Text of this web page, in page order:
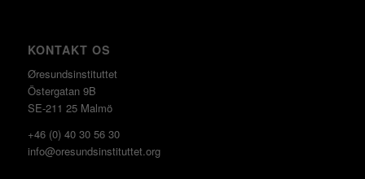
KONTAKT OS
Øresundsinstituttet
Östergatan 9B
SE-211 25 Malmö
+46 (0) 40 30 56 30
info@oresundsinstituttet.org